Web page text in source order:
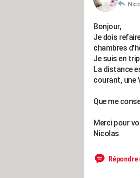
Bonjour,
Je dois
chambres
Je suis en
La distance
courant, une
Que me
Merci pour
Nicolas
Répondre